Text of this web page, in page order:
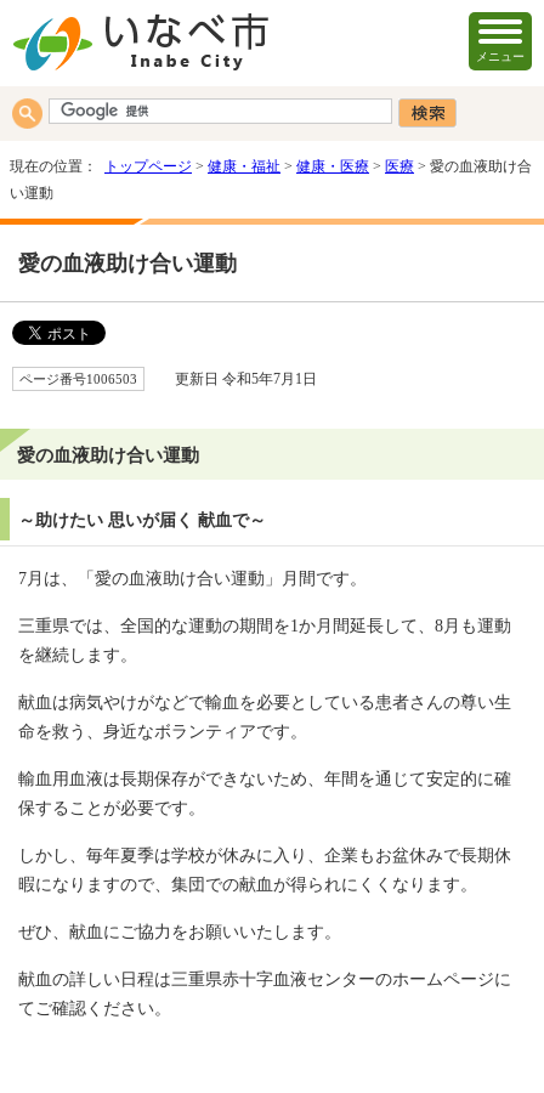
メニュー
現在の位置： トップページ > 健康・福祉 > 健康・医療 > 医療 > 愛の血液助け合
い運動
愛の血液助け合い運動
ページ番号1006503 更新日 令和5年7月1日
愛の血液助け合い運動
～助けたい 思いが届く 献血で～
7月は、「愛の血液助け合い運動」月間です。
三重県では、全国的な運動の期間を1か月間延長して、8月も運動
を継続します。
献血は病気やけがなどで輸血を必要としている患者さんの尊い生
命を救う、身近なボランティアです。
輸血用血液は長期保存ができないため、年間を通じて安定的に確
保することが必要です。
しかし、毎年夏季は学校が休みに入り、企業もお盆休みで長期休
暇になりますので、集団での献血が得られにくくなります。
ぜひ、献血にご協力をお願いいたします。
献血の詳しい日程は三重県赤十字血液センターのホームページに
てご確認ください。